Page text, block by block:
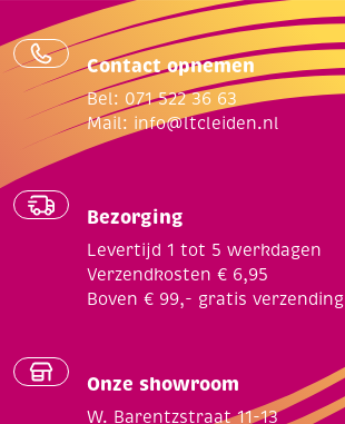
Contact opnemen
Bel: 071 522 36 63
Mail: info@ltcleiden.nl
Bezorging
Levertijd 1 tot 5 werkdagen
Verzendkosten € 6,95
Boven € 99,- gratis verzending
Onze showroom
W. Barentzstraat 11-13